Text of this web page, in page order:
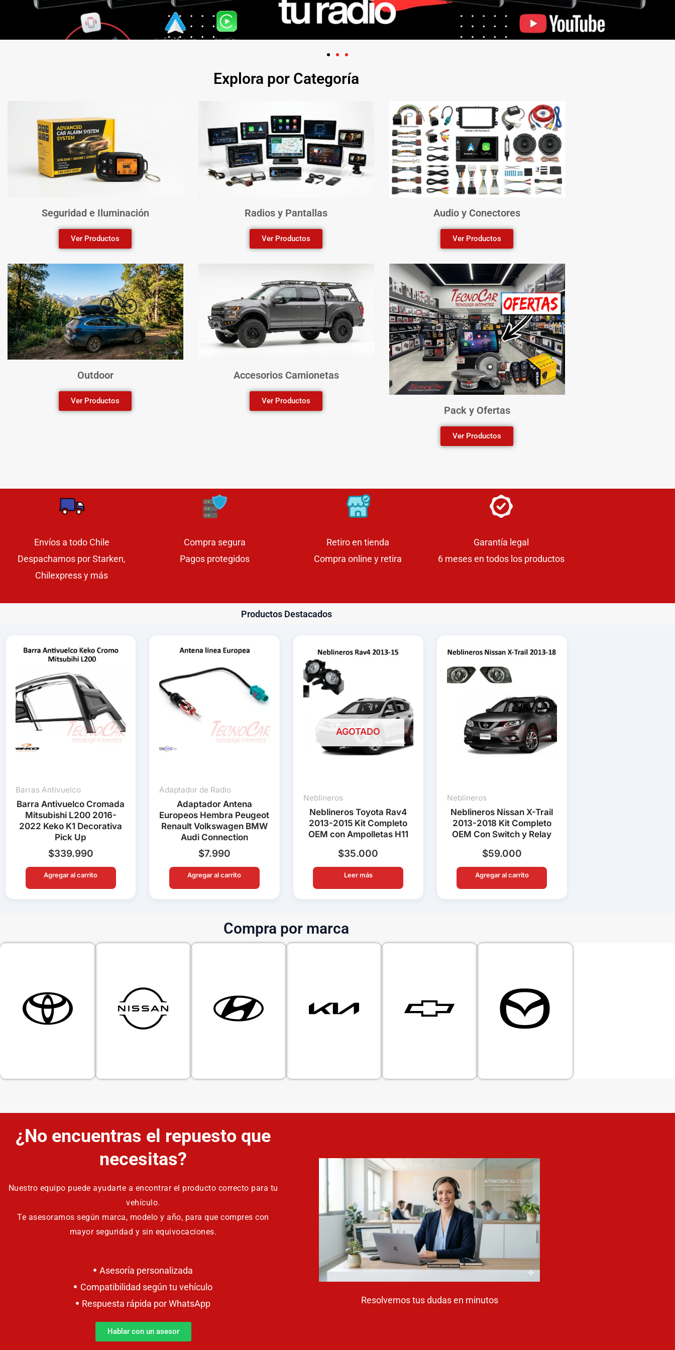
Explora por Categoría
Seguridad e Iluminación
Ver Productos
Radios y Pantallas
Ver Productos
Audio y Conectores
Ver Productos
Outdoor
Ver Productos
Accesorios Camionetas
Ver Productos
Pack y Ofertas
Ver Productos
Envíos a todo Chile
Despachamos por Starken,
Chilexpress y más
Compra segura
Pagos protegidos
Retiro en tienda
Compra online y retira
Garantía legal
6 meses en todos los productos
Productos Destacados
Barras Antivuelco
Barra Antivuelco Cromada
Mitsubishi L200 2016-
2022 Keko K1 Decorativa
Pick Up
$339.990
Agregar al carrito
Adaptador de Radio
Adaptador Antena
Europeos Hembra Peugeot
Renault Volkswagen BMW
Audi Connection
$7.990
Agregar al carrito
AGOTADO
Neblineros
Neblineros Toyota Rav4
2013-2015 Kit Completo
OEM con Ampolletas H11
$35.000
Leer más
Neblineros
Neblineros Nissan X-Trail
2013-2018 Kit Completo
OEM Con Switch y Relay
$59.000
Agregar al carrito
Compra por marca
¿No encuentras el repuesto que
necesitas?
Nuestro equipo puede ayudarte a encontrar el producto correcto para tu
vehículo.
Te asesoramos según marca, modelo y año, para que compres con
mayor seguridad y sin equivocaciones.
Asesoría personalizada
Compatibilidad según tu vehículo
Respuesta rápida por WhatsApp
Hablar con un asesor
Resolvemos tus dudas en minutos